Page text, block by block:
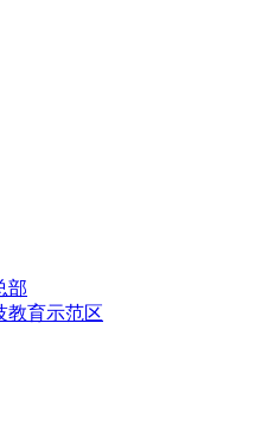
部
教育示范区